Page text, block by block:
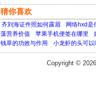
猜你喜欢
齐刘海证件照如何露眉 网络hxd是
藻营养价值
苹果手机便签在哪里
钱草的功效与作用
小龙虾的头可以
Copyright © 2026